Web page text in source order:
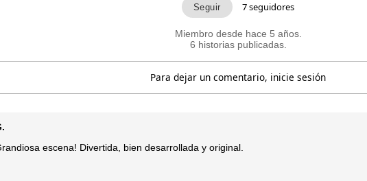
7seguidores
Miembro desde hace 5 años.
6 historias publicadas.
Para dejar un comentario, inicie sesión
escena! Divertida, bien desarrollada y original.